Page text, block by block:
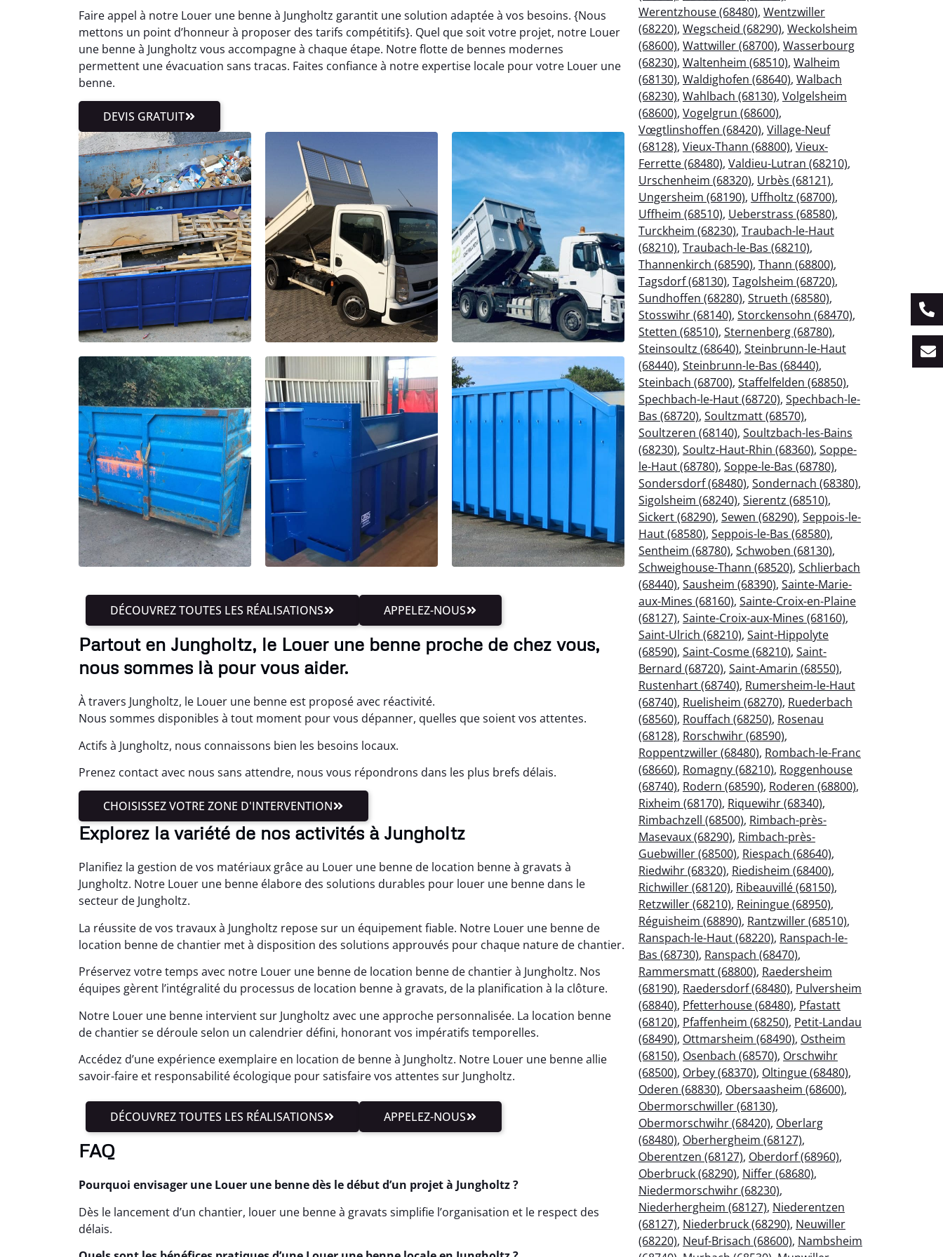
Faire appel à notre Louer une benne à Jungholtz garantit une solution adaptée à vos besoins. {Nous
mettons un point d’honneur à proposer des tarifs compétitifs}. Quel que soit votre projet, notre Louer
une benne à Jungholtz vous accompagne à chaque étape. Notre flotte de bennes modernes
permettent une évacuation sans tracas. Faites confiance à notre expertise locale pour votre Louer une
benne.
DEVIS GRATUIT
DÉCOUVREZ TOUTES LES RÉALISATIONS APPELEZ-NOUS
Partout en Jungholtz, le Louer une benne proche de chez vous,
nous sommes là pour vous aider.
À travers Jungholtz, le Louer une benne est proposé avec réactivité.
Nous sommes disponibles à tout moment pour vous dépanner, quelles que soient vos attentes.
Actifs à Jungholtz, nous connaissons bien les besoins locaux.
Prenez contact avec nous sans attendre, nous vous répondrons dans les plus brefs délais.
CHOISISSEZ VOTRE ZONE D'INTERVENTION
Explorez la variété de nos activités à Jungholtz
Planifiez la gestion de vos matériaux grâce au Louer une benne de location benne à gravats à
Jungholtz. Notre Louer une benne élabore des solutions durables pour louer une benne dans le
secteur de Jungholtz.
La réussite de vos travaux à Jungholtz repose sur un équipement fiable. Notre Louer une benne de
location benne de chantier met à disposition des solutions approuvés pour chaque nature de chantier.
Préservez votre temps avec notre Louer une benne de location benne de chantier à Jungholtz. Nos
équipes gèrent l’intégralité du processus de location benne à gravats, de la planification à la clôture.
Notre Louer une benne intervient sur Jungholtz avec une approche personnalisée. La location benne
de chantier se déroule selon un calendrier défini, honorant vos impératifs temporelles.
Accédez d’une expérience exemplaire en location de benne à Jungholtz. Notre Louer une benne allie
savoir-faire et responsabilité écologique pour satisfaire vos attentes sur Jungholtz.
DÉCOUVREZ TOUTES LES RÉALISATIONS APPELEZ-NOUS
FAQ
Pourquoi envisager une Louer une benne dès le début d’un projet à Jungholtz ?
Dès le lancement d’un chantier, louer une benne à gravats simplifie l’organisation et le respect des
délais.
Werentzhouse (68480), Wentzwiller
(68220), Wegscheid (68290), Weckolsheim
(68600), Wattwiller (68700), Wasserbourg
(68230), Waltenheim (68510), Walheim
(68130), Waldighofen (68640), Walbach
(68230), Wahlbach (68130), Volgelsheim
(68600), Vogelgrun (68600),
Vœgtlinshoffen (68420), Village-Neuf
(68128), Vieux-Thann (68800), Vieux-
Ferrette (68480), Valdieu-Lutran (68210),
Urschenheim (68320), Urbès (68121),
Ungersheim (68190), Uffholtz (68700),
Uffheim (68510), Ueberstrass (68580),
Turckheim (68230), Traubach-le-Haut
(68210), Traubach-le-Bas (68210),
Thannenkirch (68590), Thann (68800),
Tagsdorf (68130), Tagolsheim (68720),
Sundhoffen (68280), Strueth (68580),
Stosswihr (68140), Storckensohn (68470),
Stetten (68510), Sternenberg (68780),
Steinsoultz (68640), Steinbrunn-le-Haut
(68440), Steinbrunn-le-Bas (68440),
Steinbach (68700), Staffelfelden (68850),
Spechbach-le-Haut (68720), Spechbach-le-
Bas (68720), Soultzmatt (68570),
Soultzeren (68140), Soultzbach-les-Bains
(68230), Soultz-Haut-Rhin (68360), Soppe-
le-Haut (68780), Soppe-le-Bas (68780),
Sondersdorf (68480), Sondernach (68380),
Sigolsheim (68240), Sierentz (68510),
Sickert (68290), Sewen (68290), Seppois-le-
Haut (68580), Seppois-le-Bas (68580),
Sentheim (68780), Schwoben (68130),
Schweighouse-Thann (68520), Schlierbach
(68440), Sausheim (68390), Sainte-Marie-
aux-Mines (68160), Sainte-Croix-en-Plaine
(68127), Sainte-Croix-aux-Mines (68160),
Saint-Ulrich (68210), Saint-Hippolyte
(68590), Saint-Cosme (68210), Saint-
Bernard (68720), Saint-Amarin (68550),
Rustenhart (68740), Rumersheim-le-Haut
(68740), Ruelisheim (68270), Ruederbach
(68560), Rouffach (68250), Rosenau
(68128), Rorschwihr (68590),
Roppentzwiller (68480), Rombach-le-Franc
(68660), Romagny (68210), Roggenhouse
(68740), Rodern (68590), Roderen (68800),
Rixheim (68170), Riquewihr (68340),
Rimbachzell (68500), Rimbach-près-
Masevaux (68290), Rimbach-près-
Guebwiller (68500), Riespach (68640),
Riedwihr (68320), Riedisheim (68400),
Richwiller (68120), Ribeauvillé (68150),
Retzwiller (68210), Reiningue (68950),
Réguisheim (68890), Rantzwiller (68510),
Ranspach-le-Haut (68220), Ranspach-le-
Bas (68730), Ranspach (68470),
Rammersmatt (68800), Raedersheim
(68190), Raedersdorf (68480), Pulversheim
(68840), Pfetterhouse (68480), Pfastatt
(68120), Pfaffenheim (68250), Petit-Landau
(68490), Ottmarsheim (68490), Ostheim
(68150), Osenbach (68570), Orschwihr
(68500), Orbey (68370), Oltingue (68480),
Oderen (68830), Obersaasheim (68600),
Obermorschwiller (68130),
Obermorschwihr (68420), Oberlarg
(68480), Oberhergheim (68127),
Oberentzen (68127), Oberdorf (68960),
Oberbruck (68290), Niffer (68680),
Niedermorschwihr (68230),
Niederhergheim (68127), Niederentzen
(68127), Niederbruck (68290), Neuwiller
(68220), Neuf-Brisach (68600), Nambsheim